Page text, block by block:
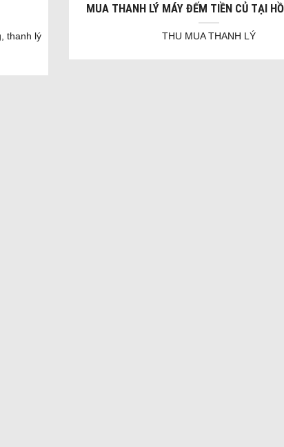
thanh lý
MUA THANH LÝ MÁY ĐẾM TIỀN CỦ TẠI
THU MUA THANH LÝ